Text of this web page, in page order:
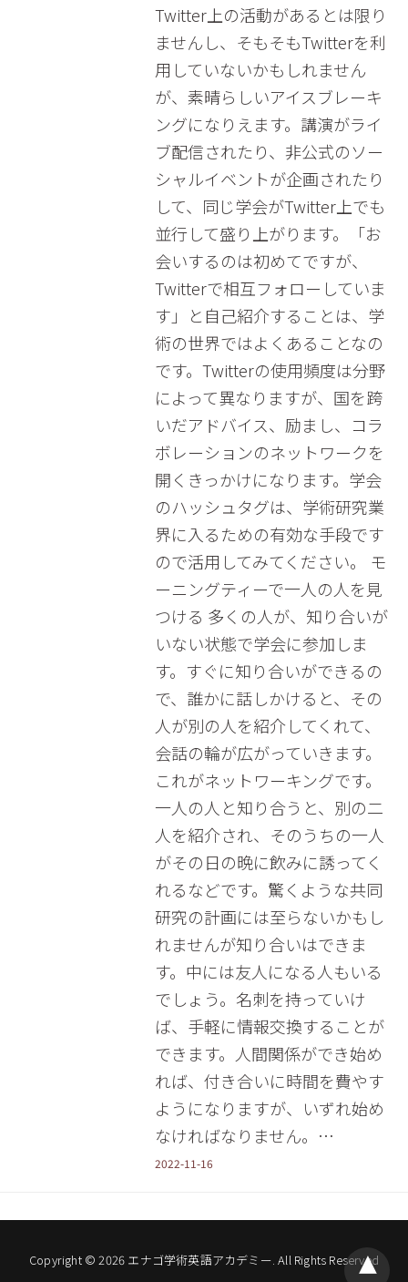
Twitter上の活動があるとは限り
ませんし、そもそもTwitterを利
用していないかもしれません
が、素晴らしいアイスブレーキ
ングになりえます。講演がライ
ブ配信されたり、非公式のソー
シャルイベントが企画されたり
して、同じ学会がTwitter上でも
並行して盛り上がります。「お
会いするのは初めてですが、
Twitterで相互フォローしていま
す」と自己紹介することは、学
術の世界ではよくあることなの
です。Twitterの使用頻度は分野
によって異なりますが、国を跨
いだアドバイス、励まし、コラ
ボレーションのネットワークを
開くきっかけになります。学会
のハッシュタグは、学術研究業
界に入るための有効な手段です
ので活用してみてください。 モ
ーニングティーで一人の人を見
つける 多くの人が、知り合いが
いない状態で学会に参加しま
す。すぐに知り合いができるの
で、誰かに話しかけると、その
人が別の人を紹介してくれて、
会話の輪が広がっていきます。
これがネットワーキングです。
一人の人と知り合うと、別の二
人を紹介され、そのうちの一人
がその日の晩に飲みに誘ってく
れるなどです。驚くような共同
研究の計画には至らないかもし
れませんが知り合いはできま
す。中には友人になる人もいる
でしょう。名刺を持っていけ
ば、手軽に情報交換することが
できます。人間関係ができ始め
れば、付き合いに時間を費やす
ようになりますが、いずれ始め
なければなりません。…
2022-11-16
Copyright © 2026 エナゴ学術英語アカデミー. All Rights Reserved